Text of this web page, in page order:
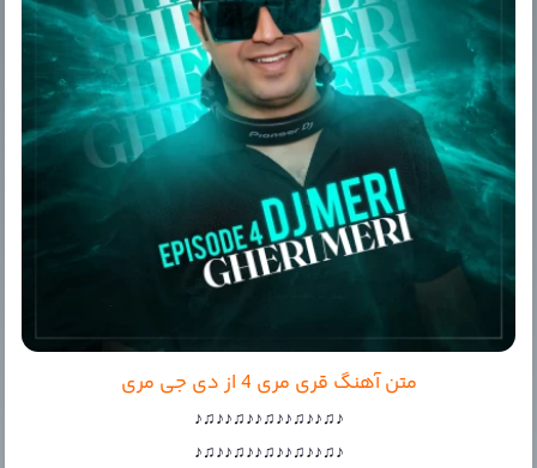
متن آهنگ قری مری 4 از دی جی مری
♪♫♪♪♫♪♪♫♪♪♫♪♪♫♪
♪♫♪♪♫♪♪♫♪♪♫♪♪♫♪